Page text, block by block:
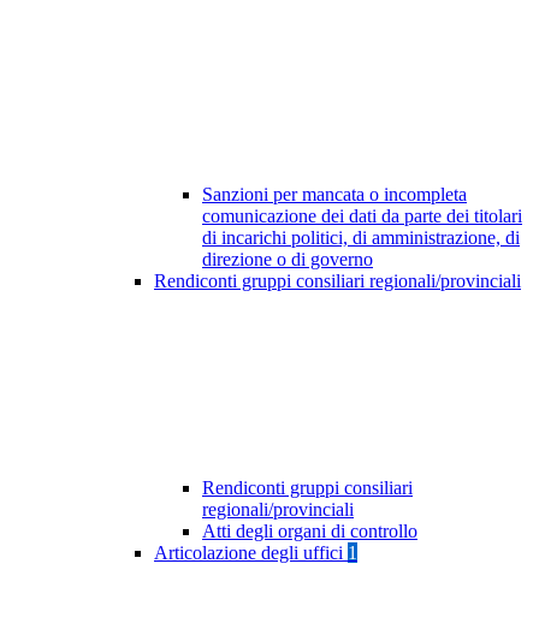
Sanzioni per mancata o incompleta
comunicazione dei dati da parte dei titolari
di incarichi politici, di amministrazione, di
direzione o di governo
Rendiconti gruppi consiliari regionali/provinciali
Rendiconti gruppi consiliari
regionali/provinciali
Atti degli organi di controllo
Articolazione degli uffici 1